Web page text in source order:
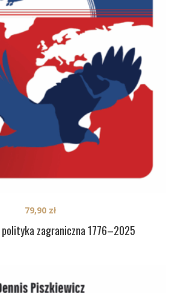
zagraniczna 1776–2025
79,90 zł